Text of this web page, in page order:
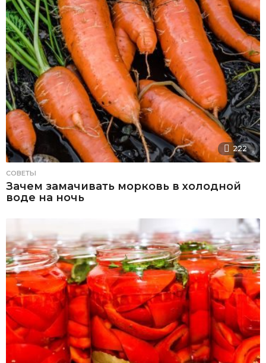
222
СОВЕТЫ
Зачем замачивать морковь в холодной
воде на ночь